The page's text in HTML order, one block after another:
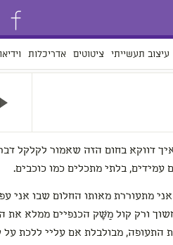
עיצוב תעשייתי ציטוטים אדריכלות וידיאו
דווקא בחום הזה שאמור לקלקל
עמידים, בלתי מתכלים כמו כוכבים.
מתעוררת מאותו החלום שבו אני
ורק קול מַשָּׁק הכנפיים ממלא את
התעופה, מבולבלת אם עליי ללכת על